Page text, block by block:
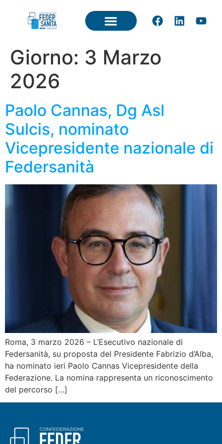
Giorno: 3 Marzo
2026
Paolo Cannas, Dg Asl
Sulcis, nominato
Vicepresidente nazionale di
Federsanità
Roma, 3 marzo 2026 – L’Esecutivo nazionale di
Federsanità, su proposta del Presidente Fabrizio d’Alba,
ha nominato ieri Paolo Cannas Vicepresidente della
Federazione. La nomina rappresenta un riconoscimento
del percorso […]